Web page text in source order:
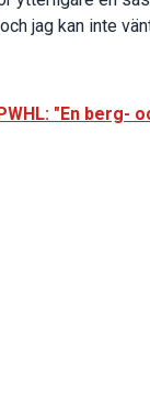
jag kan inte
"En berg-